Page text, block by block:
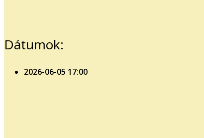
Dátumok:
2026-06-05 17:00